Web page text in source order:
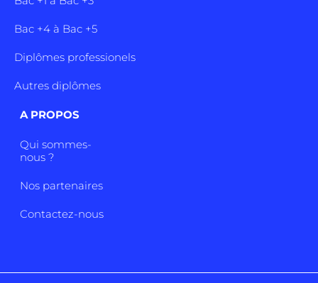
Bac +4 à Bac +5
Diplômes professionels
Autres diplômes
A PROPOS
Qui sommes-
nous ?
Nos partenaires
Contactez-nous